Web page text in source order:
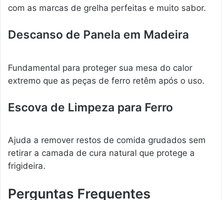
com as marcas de grelha perfeitas e muito sabor.
Descanso de Panela em Madeira
Fundamental para proteger sua mesa do calor
extremo que as peças de ferro retêm após o uso.
Escova de Limpeza para Ferro
Ajuda a remover restos de comida grudados sem
retirar a camada de cura natural que protege a
frigideira.
Perguntas Frequentes